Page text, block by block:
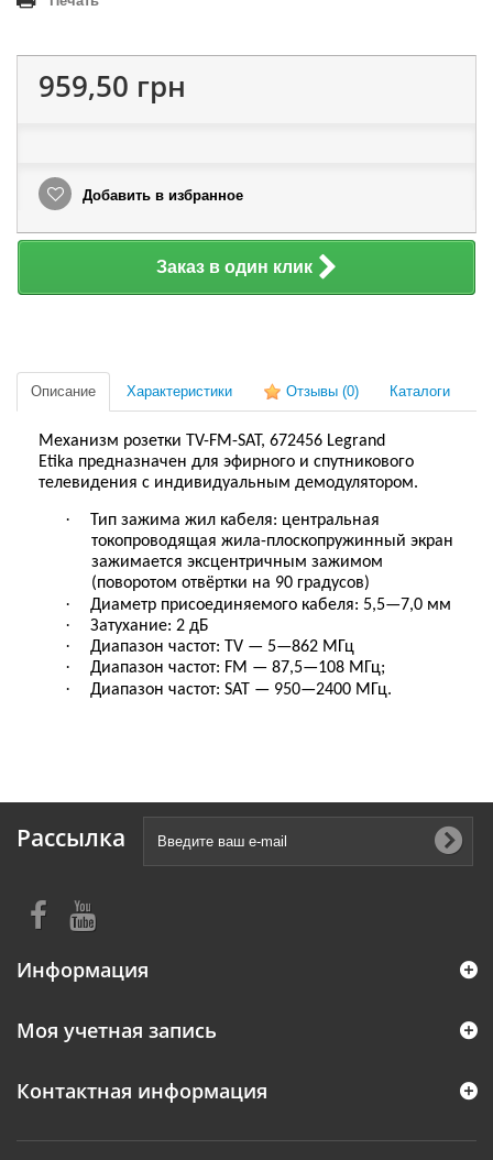
959,50 грн
Добавить в избранное
Заказ в один клик
Описание Характеристики Отзывы (0) Каталоги
Механизм розетки TV-FM-SAT, 672456 Legrand
Etika предназначен для эфирного и спутникового
телевидения с индивидуальным демодулятором.
·
Тип зажима жил кабеля: центральная
токопроводящая жила-плоскопружинный экран
зажимается эксцентричным зажимом
(поворотом отвёртки на 90 градусов)
· Диаметр присоединяемого кабеля: 5,5—7,0 мм
· Затухание: 2 дБ
· Диапазон частот: TV — 5—862 МГц
· Диапазон частот: FM — 87,5—108 МГц;
· Диапазон частот: SAT — 950—2400 МГц.
Рассылка
Информация
Моя учетная запись
Контактная информация